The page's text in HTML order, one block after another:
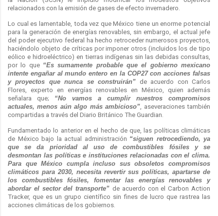
relacionados con la emisión de gases de efecto invernadero.
Lo cual es lamentable, toda vez que México tiene un enorme potencial
para la generación de energías renovables, sin embargo, el actual jefe
del poder ejecutivo federal ha hecho retroceder numerosos proyectos,
haciéndolo objeto de críticas por imponer otros (incluidos los de tipo
eólico e hidroeléctrico) en tierras indígenas sin las debidas consultas,
por lo que “Es sumamente probable que el gobierno mexicano
intente engañar al mundo entero en la COP27 con acciones falsas
y proyectos que nunca se construirán” de acuerdo con Carlos
Flores, experto en energías renovables en México, quien además
señalara que; “No vamos a cumplir nuestros compromisos
actuales, menos aún algo más ambicioso” , aseveraciones también
compartidas a través del Diario Británico The Guardian.
Fundamentado lo anterior en el hecho de que, las políticas climáticas
de México bajo la actual administración “siguen retrocediendo, ya
que se da prioridad al uso de combustibles fósiles y se
desmontan las políticas e instituciones relacionadas con el clima.
Para que México cumpla incluso sus obsoletos compromisos
climáticos para 2030, necesita revertir sus políticas, apartarse de
los combustibles fósiles, fomentar las energías renovables y
abordar el sector del transporte” de acuerdo con el Carbon Action
Tracker, que es un grupo científico sin fines de lucro que rastrea las
acciones climáticas de los gobiernos.